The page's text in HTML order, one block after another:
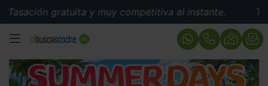
gratuita y muy competitiva al instante. Tasación
MENÚ